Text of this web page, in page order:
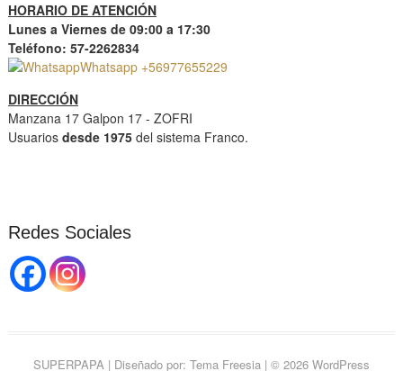
HORARIO DE ATENCIÓN
Lunes a Viernes de 09:00 a 17:30
Teléfono: 57-2262834
Whatsapp +56977655229
DIRECCIÓN
Manzana 17 Galpon 17 - ZOFRI
Usuarios desde 1975del sistema Franco.
Redes Sociales
SUPERPAPA| Diseñado por: Tema Freesia| © 2026 WordPress